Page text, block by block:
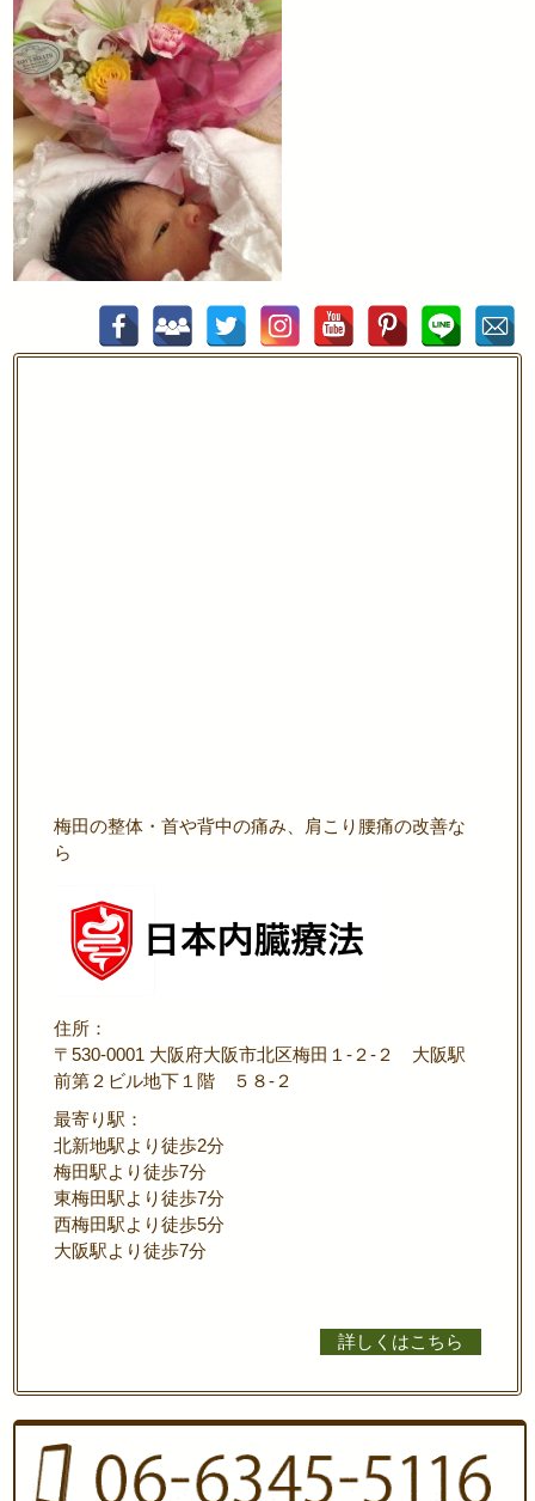
梅田の整体・首や背中の痛み、肩こり腰痛の改善な
ら
住所：
〒530-0001 大阪府大阪市北区梅田１-２-２ 大阪駅
前第２ビル地下１階 ５８-２
最寄り駅：
北新地駅より徒歩2分
梅田駅より徒歩7分
東梅田駅より徒歩7分
西梅田駅より徒歩5分
大阪駅より徒歩7分
詳しくはこちら